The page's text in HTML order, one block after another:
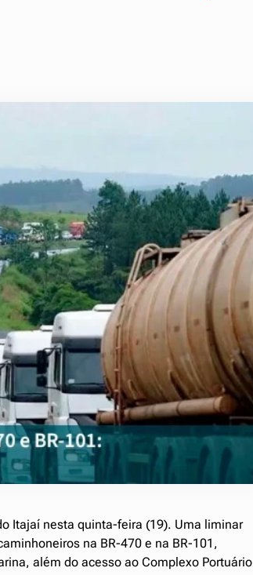
Itajaí nesta quinta-feira (19). Uma liminar
na BR-470 e na BR-101,
além do acesso ao Complexo Portuário